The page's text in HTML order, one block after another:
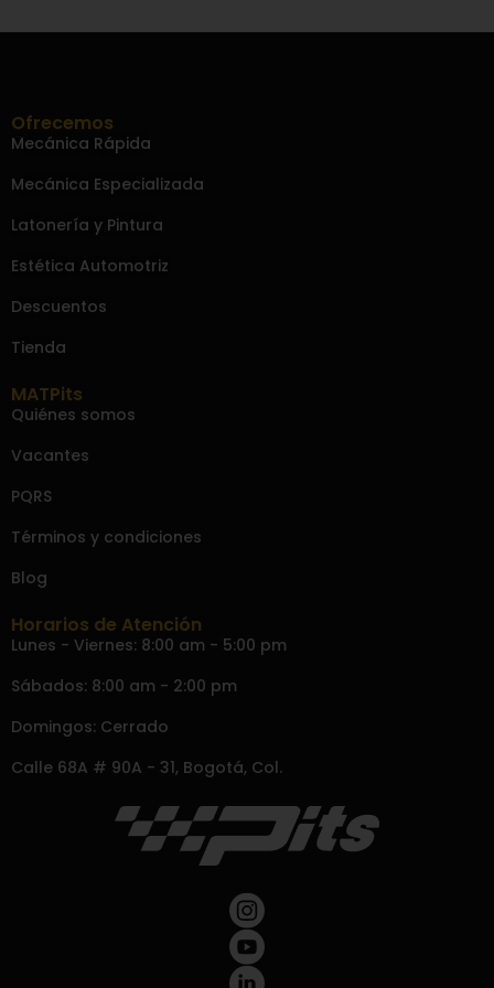
Ofrecemos
Mecánica Rápida
Mecánica Especializada
Latonería y Pintura
Estética Automotriz
Descuentos
Tienda
MATPits
Quiénes somos
Vacantes
PQRS
Términos y condiciones
Blog
Horarios de Atención
Lunes - Viernes: 8:00 am - 5:00 pm
Sábados: 8:00 am - 2:00 pm
Domingos: Cerrado
Calle 68A # 90A - 31, Bogotá, Col.